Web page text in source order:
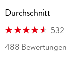
Reihe an.
Wie oben bereits
richtiges
Durchschnitt
532
488 Bewertungen